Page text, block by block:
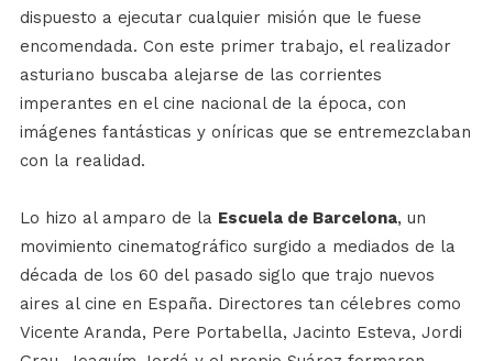
dispuesto a ejecutar cualquier misión que le fuese
encomendada. Con este primer trabajo, el realizador
asturiano buscaba alejarse de las corrientes
imperantes en el cine nacional de la época, con
imágenes fantásticas y oníricas que se entremezclaban
con la realidad.
Lo hizo al amparo de la Escuela de Barcelona, un
movimiento cinematográfico surgido a mediados de la
década de los 60 del pasado siglo que trajo nuevos
aires al cine en España. Directores tan célebres como
Vicente Aranda, Pere Portabella, Jacinto Esteva, Jordi